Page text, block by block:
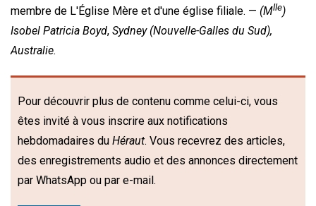
membre de L'Église Mère et d'une église filiale. — (Mlle)
Isobel Patricia Boyd, Sydney (Nouvelle-Galles du Sud),
Australie.
Pour découvrir plus de contenu comme celui-ci, vous
êtes invité à vous inscrire aux notifications
hebdomadaires du Héraut. Vous recevrez des articles,
des enregistrements audio et des annonces directement
par WhatsApp ou par e-mail.